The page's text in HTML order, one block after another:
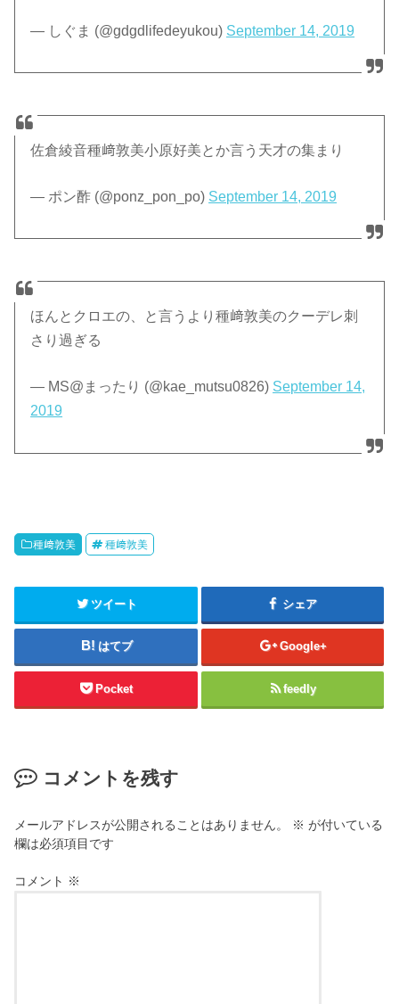
— しぐま (@gdgdlifedeyukou) September 14, 2019
佐倉綾音種﨑敦美小原好美とか言う天才の集まり
— ポン酢 (@ponz_pon_po) September 14, 2019
ほんとクロエの、と言うより種﨑敦美のクーデレ刺
さり過ぎる
— MS@まったり (@kae_mutsu0826) September 14,
2019
種﨑敦美 種﨑敦美
ツイート シェア
はてブ Google+
Pocket feedly
コメントを残す
メールアドレスが公開されることはありません。 ※ が付いている
欄は必須項目です
コメント ※